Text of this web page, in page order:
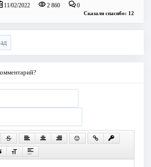
11/02/2022 2 860 0
Сказали спасибо: 12